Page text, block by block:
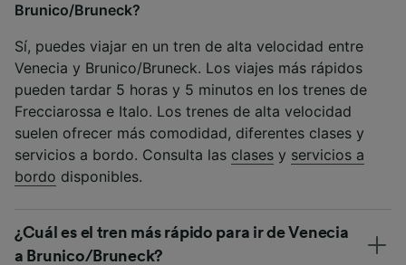
Brunico/Bruneck?
Sí, puedes viajar en un tren de alta velocidad entre
Venecia y Brunico/Bruneck. Los viajes más rápidos
pueden tardar 5 horas y 5 minutos en los trenes de
Frecciarossa e Italo. Los trenes de alta velocidad
suelen ofrecer más comodidad, diferentes clases y
servicios a bordo. Consulta las clases y servicios a
bordo disponibles.
¿Cuál es el tren más rápido para ir de Venecia
a Brunico/Bruneck?